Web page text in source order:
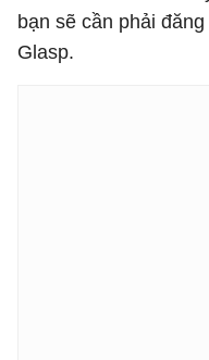
bạn sẽ cần phải
Glasp.